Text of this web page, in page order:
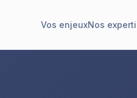
Vos enjeuxNos